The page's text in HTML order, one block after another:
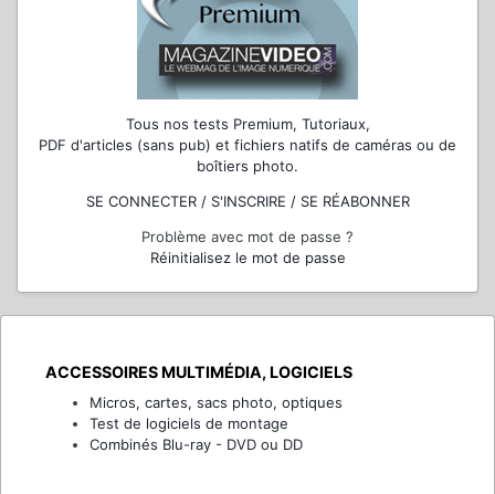
Tous nos tests Premium, Tutoriaux,
PDF d'articles (sans pub) et fichiers natifs de caméras ou de
boîtiers photo.
SE CONNECTER / S'INSCRIRE / SE RÉABONNER
Problème avec mot de passe ?
Réinitialisez le mot de passe
ACCESSOIRES MULTIMÉDIA, LOGICIELS
Micros, cartes, sacs photo, optiques
Test de logiciels de montage
Combinés Blu-ray - DVD ou DD